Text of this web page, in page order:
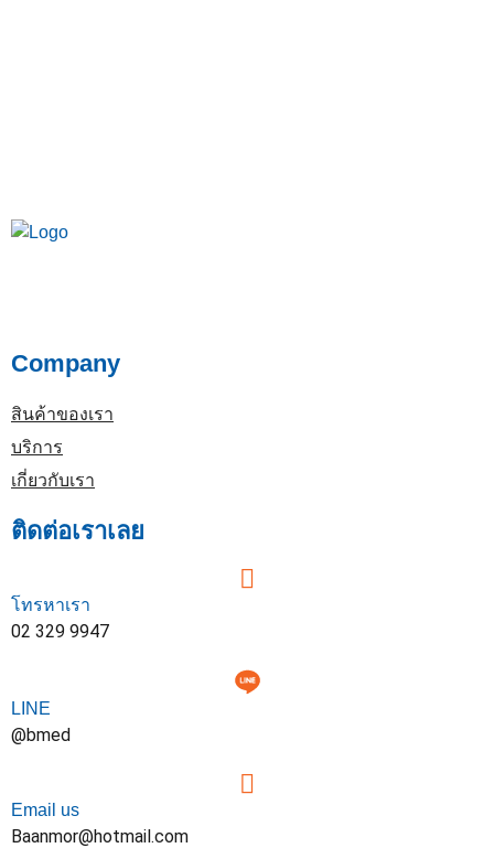
Company
สินค้าของเรา
บริการ
เกี่ยวกับเรา
ติดต่อเราเลย
โทรหาเรา
02 329 9947
LINE
@bmed
Email us
Baanmor@hotmail.com